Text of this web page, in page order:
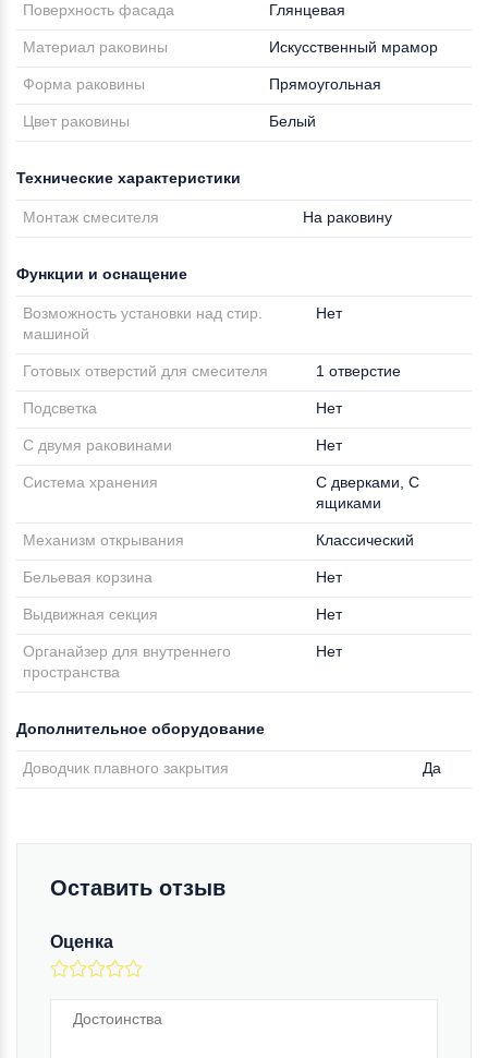
Поверхность фасада Глянцевая
Материал раковины Искусственный мрамор
Форма раковины Прямоугольная
Цвет раковины Белый
Технические характеристики
Монтаж смесителя На раковину
Функции и оснащение
Возможность установки над стир.
машиной
Нет
Готовых отверстий для смесителя 1 отверстие
Подсветка Нет
С двумя раковинами Нет
Система хранения
С дверками, С
ящиками
Механизм открывания Классический
Бельевая корзина Нет
Выдвижная секция Нет
Органайзер для внутреннего
пространства
Нет
Дополнительное оборудование
Доводчик плавного закрытия Да
Оставить отзыв
Оценка